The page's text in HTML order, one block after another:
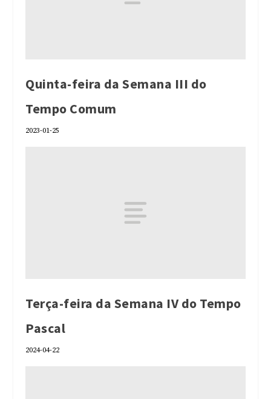
Quinta-feira da Semana III do
Tempo Comum
2023-01-25
Terça-feira da Semana IV do Tempo
Pascal
2024-04-22